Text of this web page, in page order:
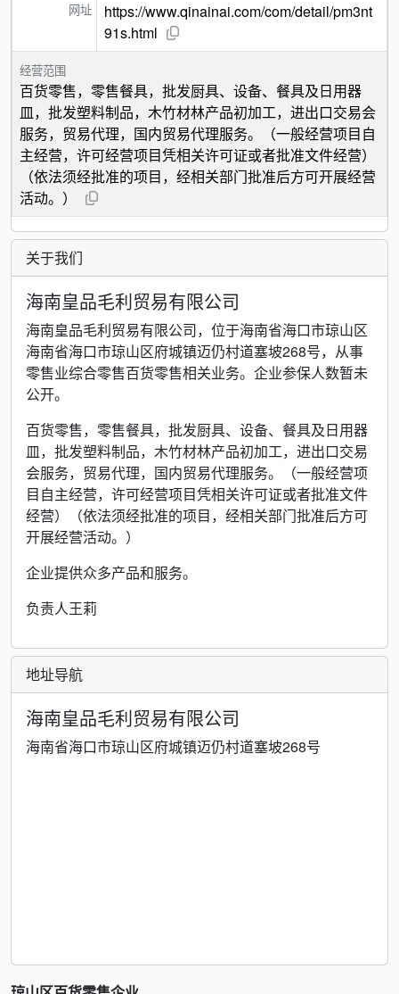
网址
https://www.qinainai.com/com/detail/pm3nt
91s.html
经营范围
百货零售，零售餐具，批发厨具、设备、餐具及日用器
皿，批发塑料制品，木竹材林产品初加工，进出口交易会
服务，贸易代理，国内贸易代理服务。（一般经营项目自
主经营，许可经营项目凭相关许可证或者批准文件经营）
（依法须经批准的项目，经相关部门批准后方可开展经营
活动。）
关于我们
海南皇品毛利贸易有限公司
海南皇品毛利贸易有限公司，位于海南省海口市琼山区
海南省海口市琼山区府城镇迈仍村道塞坡268号，从事
零售业综合零售百货零售相关业务。企业参保人数暂未
公开。
百货零售，零售餐具，批发厨具、设备、餐具及日用器
皿，批发塑料制品，木竹材林产品初加工，进出口交易
会服务，贸易代理，国内贸易代理服务。（一般经营项
目自主经营，许可经营项目凭相关许可证或者批准文件
经营）（依法须经批准的项目，经相关部门批准后方可
开展经营活动。）
企业提供众多产品和服务。
负责人王莉
地址导航
海南皇品毛利贸易有限公司
海南省海口市琼山区府城镇迈仍村道塞坡268号